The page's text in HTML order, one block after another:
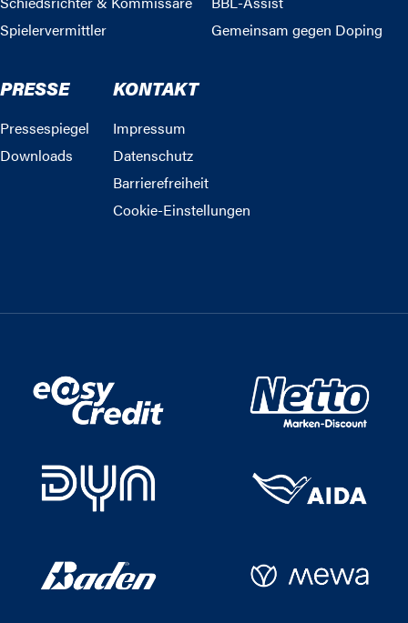
Spielervermittler
Gemeinsam gegen Doping
PRESSE
Pressespiegel
Downloads
KONTAKT
Impressum
Datenschutz
Barrierefreiheit
Cookie-Einstellungen